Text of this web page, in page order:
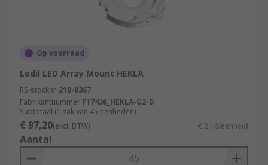
Op voorraad
Ledil LED Array Mount HEKLA
RS-stocknr. 210-8367
Fabrikantnummer F17436_HEKLA-G2-D
Subtotaal (1 zak van 45 eenheden)
€ 97,20(excl. BTW) € 2,16/eenheid
Aantal